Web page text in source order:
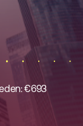
€693